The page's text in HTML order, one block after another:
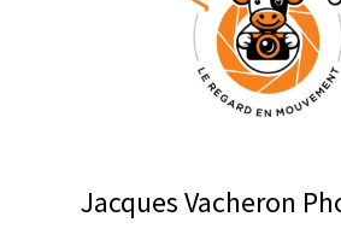
Jacques Vacheron